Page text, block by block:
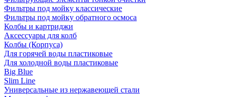
Фильтры под мойку классические
Фильтры под мойку обратного осмоса
Колбы и картриджи
Аксессуары для колб
Колбы (Корпуса)
Для горячей воды пластиковые
Для холодной воды пластиковые
Big Blue
Slim Line
Универсальные из нержавеющей стали